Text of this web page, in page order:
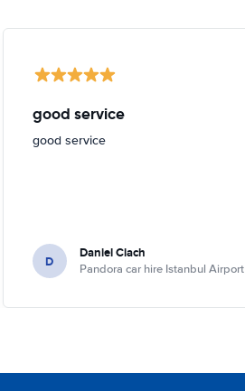
good service
good service
D Daniel Ciach
Pandora car hire Istanbul Airport